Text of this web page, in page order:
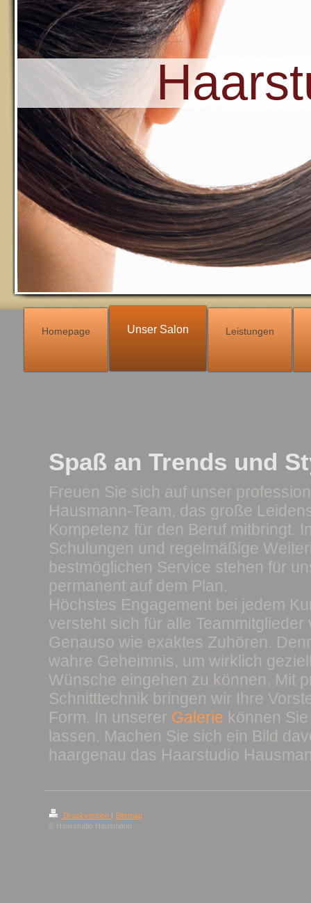
Homepage Unser Salon Leistungen
Spaß an Trends und
Freuen Sie sich auf unser
Hausmann-Team, das große
Kompetenz für den Beruf mitbringt.
Schulungen und regelmäßige
bestmöglichen Service stehen für
permanent auf dem Plan.
Höchstes Engagement bei jedem
versteht sich für alle Teammitglieder
Genauso wie exaktes Zuhören.
wahre Geheimnis, um wirklich
Wünsche eingehen zu können. Mit
Schnitttechnik bringen wir Ihre
Form. In unserer Galerie können
lassen. Machen Sie sich ein Bild
haargenau das Haarstudio
Druckversion | Sitemap
© Haarstudio Hausmann